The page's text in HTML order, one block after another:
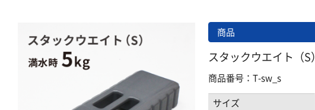
商品
スタックウエイト（S）
商品番号：T-sw_s
サイズ